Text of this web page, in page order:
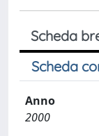
Scheda
Scheda
Anno
2000